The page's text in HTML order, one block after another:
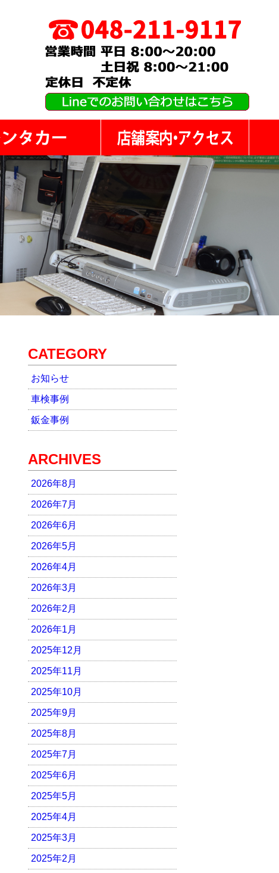
CATEGORY
お知らせ
車検事例
鈑金事例
ARCHIVES
2026年8月
2026年7月
2026年6月
2026年5月
2026年4月
2026年3月
2026年2月
2026年1月
2025年12月
2025年11月
2025年10月
2025年9月
2025年8月
2025年7月
2025年6月
2025年5月
2025年4月
2025年3月
2025年2月